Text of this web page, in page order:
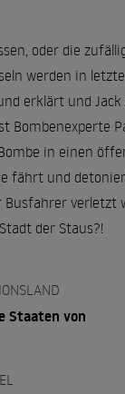
oder die
werden in
erklärt und
Bombenexperte
in einen
fährt und
Busfahrer
der Staus?!
Staaten von